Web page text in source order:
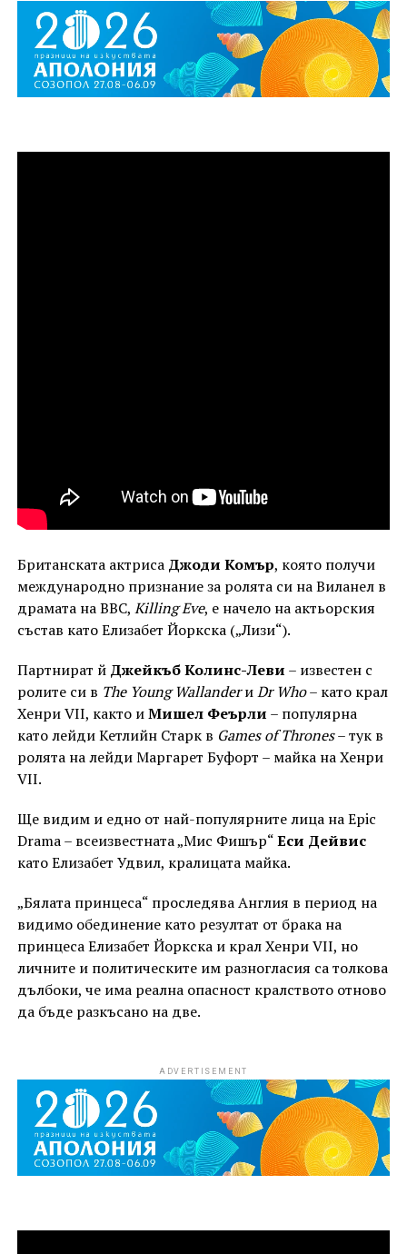
Британската актриса Джоди Комър, която получи
международно признание за ролята си на Виланел в
драмата на ВВС, Killing Eve, е начело на актьорския
състав като Елизабет Йоркска („Лизи“).
Партнират й Джейкъб Колинс-Леви – известен с
ролите си в The Young WallanderиDr Who– като крал
Хенри VII, както иМишел Феърли – популярна
като лейди Кетлийн Старк в Games of Thrones– тук в
ролята на лейди Маргарет Буфорт – майка на Хенри
VII.
Ще видим и едно от най-популярните лица на Epic
Drama – всеизвестната „Мис Фишър“Еси Дейвис
като Елизабет Удвил, кралицата майка.
„Бялата принцеса“ проследява Англия в период на
видимо обединение като резултат от брака на
принцеса Елизабет Йоркска и крал Хенри VII, но
личните и политическите им разногласия са толкова
дълбоки, че има реална опасност кралството отново
да бъде разкъсано на две.
ADVERTISEMENT